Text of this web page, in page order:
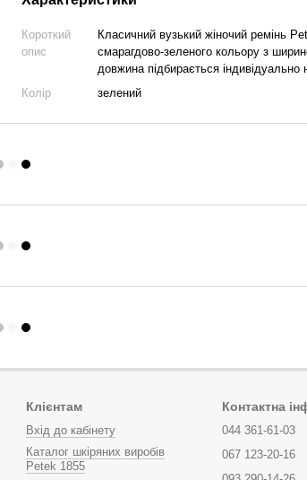
Короткий
опис
Класичний вузький жіночий ремінь
смарагдово-зеленого кольору з
довжина підбирається
Колір
зелений
Клієнтам
Вхід до кабінету
Каталог шкіряних виробів
Petek 1855
Контактна
044 361-61-03
067 123-20-16